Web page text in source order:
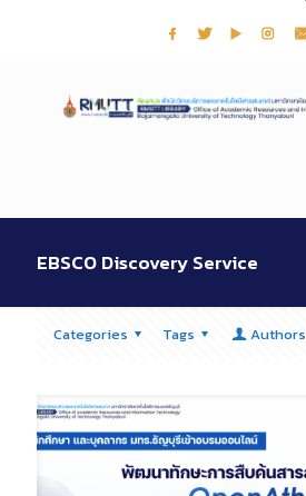
EBSCO Discovery Service
Categories Tags Authors